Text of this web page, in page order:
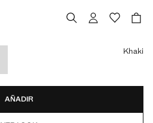
Khaki
AÑADIR